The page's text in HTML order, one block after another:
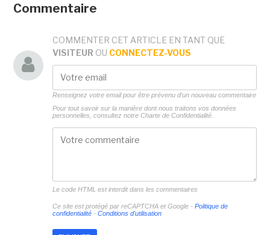
Commentaire
COMMENTER CET ARTICLE EN TANT QUE
VISITEUR OU CONNECTEZ-VOUS
Renseignez votre email pour être prévenu d'un nouveau commentaire
Pour tout savoir sur la manière dont nous traitons vos données
personnelles, consultez notre Charte de Confidentialité.
Le code HTML est interdit dans les commentaires
Ce site est protégé par reCAPTCHA et Google - Politique de
confidentialité- Conditions d'utilisation